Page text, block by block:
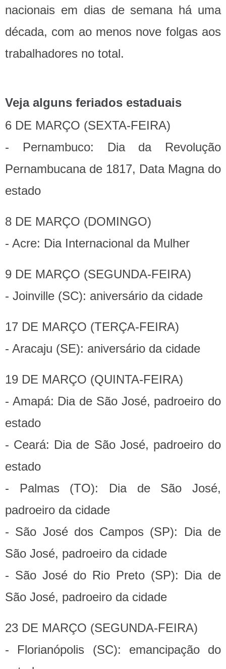
nacionais em dias de semana há uma
década, com ao menos nove folgas aos
trabalhadores no total.
Veja alguns feriados estaduais
6 DE MARÇO (SEXTA-FEIRA)
- Pernambuco: Dia da Revolução
Pernambucana de 1817, Data Magna do
estado
8 DE MARÇO (DOMINGO)
- Acre: Dia Internacional da Mulher
9 DE MARÇO (SEGUNDA-FEIRA)
- Joinville (SC): aniversário da cidade
17 DE MARÇO (TERÇA-FEIRA)
- Aracaju (SE): aniversário da cidade
19 DE MARÇO (QUINTA-FEIRA)
- Amapá: Dia de São José, padroeiro do
estado
- Ceará: Dia de São José, padroeiro do
estado
- Palmas (TO): Dia de São José,
padroeiro da cidade
- São José dos Campos (SP): Dia de
São José, padroeiro da cidade
- São José do Rio Preto (SP): Dia de
São José, padroeiro da cidade
23 DE MARÇO (SEGUNDA-FEIRA)
- Florianópolis (SC): emancipação do